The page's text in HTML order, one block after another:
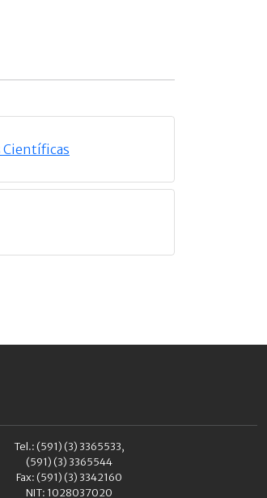
Científicas
Tel.: (591) (3) 3365533,
(591) (3) 3365544
Fax: (591) (3) 3342160
NIT: 1028037020